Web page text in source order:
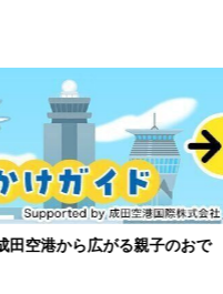
柔道、空手です。柔道を
うです。
です。
感じで少しアクロバティッ
ランスでは自分の好きなこ
う教育方針です。 たとえ
休みの日は学期中のお休み
時間をサッカーに費やす
空港から広がる親子のおで